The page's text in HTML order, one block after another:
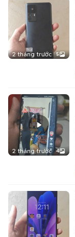
2 tháng trước 5
2 tháng trước 4